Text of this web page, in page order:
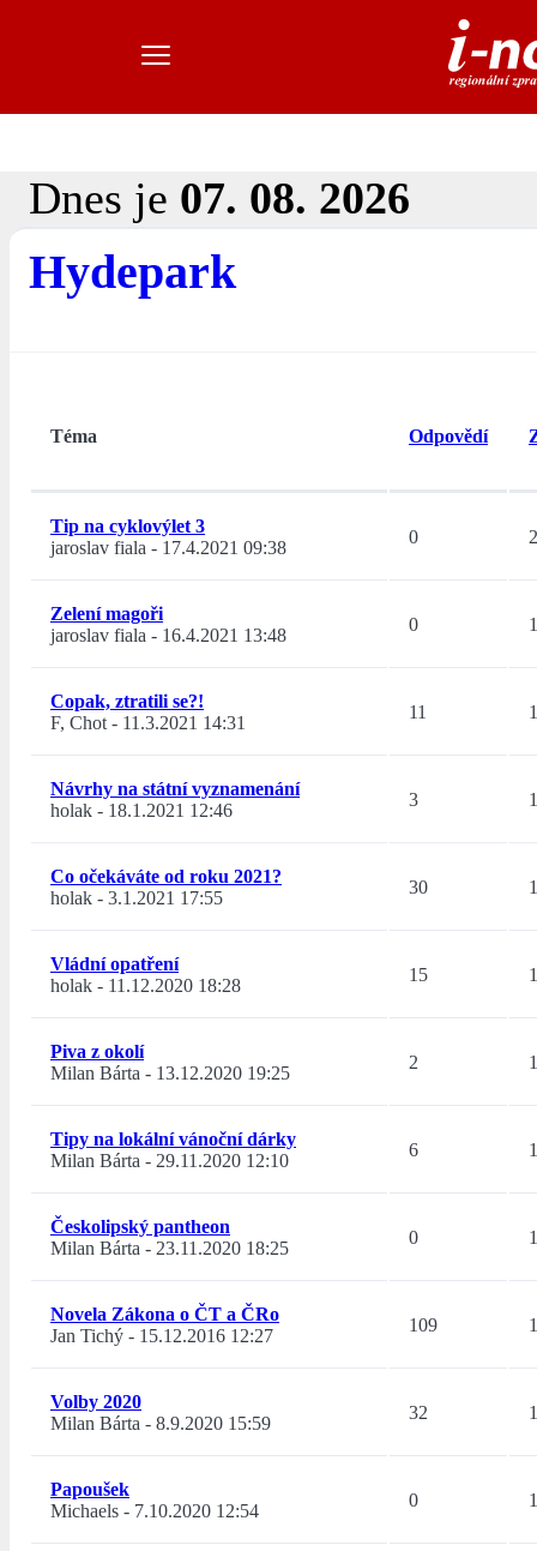
Dnes je 07. 08. 2026
Hydepark
Téma Odpovědí
Tip na cyklovýlet 3
jaroslav fiala - 17.4.2021 09:38
0
Zelení magoři
jaroslav fiala - 16.4.2021 13:48
0
Copak, ztratili se?!
F, Chot- 11.3.2021 14:31
11
Návrhy na státní vyznamenání
holak - 18.1.2021 12:46
3
Co očekáváte od roku 2021?
holak - 3.1.2021 17:55
30
Vládní opatření
holak - 11.12.2020 18:28
15
Piva z okolí
Milan Bárta - 13.12.2020 19:25
2
Tipy na lokální vánoční dárky
Milan Bárta - 29.11.2020 12:10
6
Českolipský pantheon
Milan Bárta - 23.11.2020 18:25
0
Novela Zákona o ČT a ČRo
Jan Tichý - 15.12.2016 12:27
109
Volby 2020
Milan Bárta - 8.9.2020 15:59
32
Papoušek
Michaels - 7.10.2020 12:54
0